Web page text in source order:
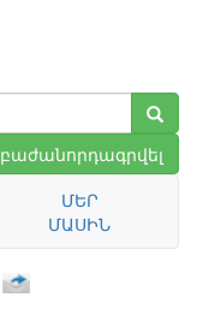
բաժանորդագրվել
ՄԵՐ
ՄԱՍԻՆ